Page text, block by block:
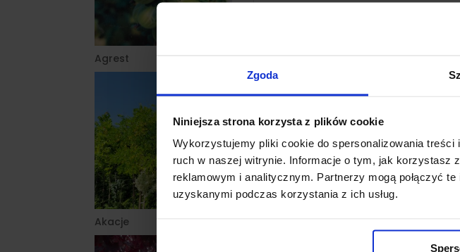
Zgoda
Niniejsza strona korzysta z plików cookie
Wykorzystujemy pliki cookie do spersonalizowania
ruch w naszej witrynie. Informacje o tym, jak korzystasz
reklamowym i analitycznym. Partnerzy mogą połączyć
uzyskanymi podczas korzystania z ich usług.
Agrest
Akacje